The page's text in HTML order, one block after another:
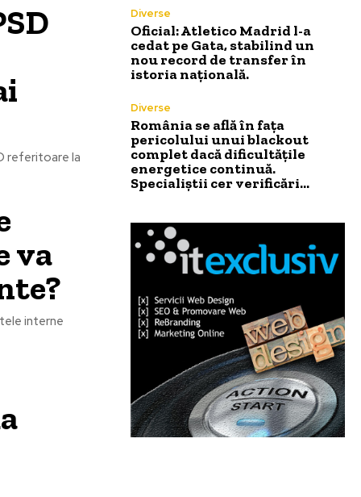
referitoare la
va
interne
Diverse
Oficial: Atletico Madrid l-a
cedat pe Gata, stabilind un
nou record de transfer în
istoria națională.
Diverse
România se află în fața
pericolului unui blackout
complet dacă dificultățile
energetice continuă.
Specialiștii cer verificări…